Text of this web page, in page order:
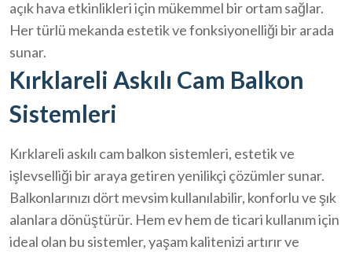
açık hava etkinlikleri için mükemmel bir ortam sağlar.
Her türlü mekanda estetik ve fonksiyonelliği bir arada
sunar.
Kırklareli Askılı Cam Balkon
Sistemleri
Kırklareli askılı cam balkon sistemleri, estetik ve
işlevselliği bir araya getiren yenilikçi çözümler sunar.
Balkonlarınızı dört mevsim kullanılabilir, konforlu ve şık
alanlara dönüştürür. Hem ev hem de ticari kullanım için
ideal olan bu sistemler, yaşam kalitenizi artırır ve